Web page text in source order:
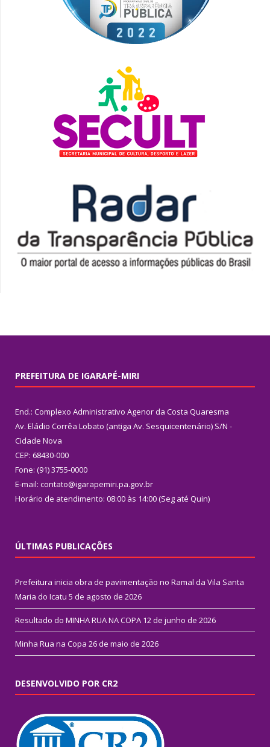
PREFEITURA DE IGARAPÉ-MIRI
End.: Complexo Administrativo Agenor da Costa Quaresma
Av. Eládio Corrêa Lobato (antiga Av. Sesquicentenário) S/N -
Cidade Nova
CEP: 68430-000
Fone: (91) 3755-0000
E-mail: contato@igarapemiri.pa.gov.br
Horário de atendimento: 08:00 às 14:00 (Seg até Quin)
ÚLTIMAS PUBLICAÇÕES
Prefeitura inicia obra de pavimentação no Ramal da Vila Santa
Maria do Icatu 5 de agosto de 2026
Resultado do MINHA RUA NA COPA 12 de junho de 2026
Minha Rua na Copa 26 de maio de 2026
DESENVOLVIDO POR CR2